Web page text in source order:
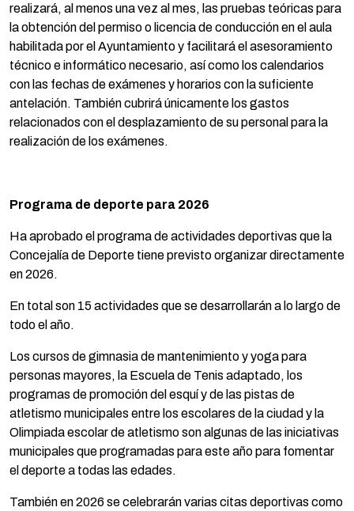
realizará, al menos una vez al mes, las pruebas teóricas para
la obtención del permiso o licencia de conducción en el aula
habilitada por el Ayuntamiento y facilitará el asesoramiento
técnico e informático necesario, así como los calendarios
con las fechas de exámenes y horarios con la suficiente
antelación. También cubrirá únicamente los gastos
relacionados con el desplazamiento de su personal para la
realización de los exámenes.
Programa de deporte para 2026
Ha aprobado el programa de actividades deportivas que la
Concejalía de Deporte tiene previsto organizar directamente
en 2026.
En total son 15 actividades que se desarrollarán a lo largo de
todo el año.
Los cursos de gimnasia de mantenimiento y yoga para
personas mayores, la Escuela de Tenis adaptado, los
programas de promoción del esquí y de las pistas de
atletismo municipales entre los escolares de la ciudad y la
Olimpiada escolar de atletismo son algunas de las iniciativas
municipales que programadas para este año para fomentar
el deporte a todas las edades.
También en 2026 se celebrarán varias citas deportivas como